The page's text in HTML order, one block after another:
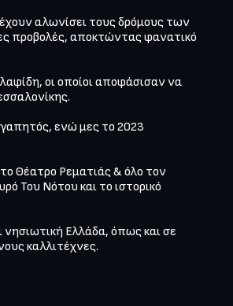
αλωνίσει τους δρόμους των
προβολές, αποκτώντας φανατικό
οι οποίοι αποφάσισαν να
ενώ μες το 2023
Θέατρο Ρεματιάς & όλο τον
Του Νότου και το ιστορικό
νησιωτική Ελλάδα, όπως και σε